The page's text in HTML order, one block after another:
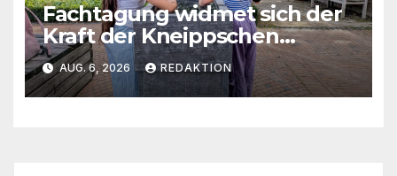
Fachtagung widmet sich der
Kraft der Kneippschen
Elemente
AUG. 6, 2026 REDAKTION